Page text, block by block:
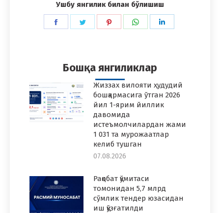
Ушбу янгилик билан бўлишиш
Share
Share
Share
Share
Бошқа янгиликлар
Жиззах вилояти ҳудудий
бошқармасига ўтган 2026
йил 1-ярим йиллик
давомида
истеъмолчилардан жами
1 031 та мурожаатлар
келиб тушган
07.08.2026
Рақобат қўмитаси
томонидан 5,7 млрд
сўмлик тендер юзасидан
иш қўзғатилди